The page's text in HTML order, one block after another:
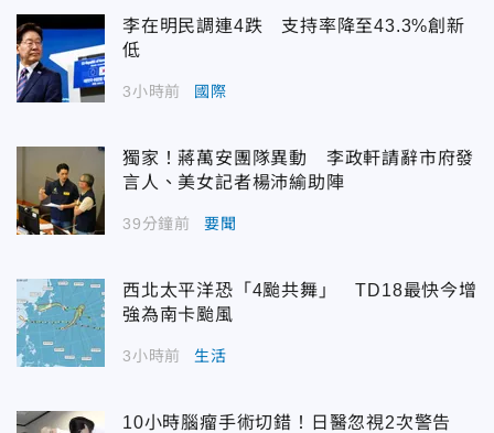
李在明民調連4跌 支持率降至43.3%創新
低
3小時前 國際
獨家！蔣萬安團隊異動 李政軒請辭市府發
言人、美女記者楊沛緰助陣
39分鐘前 要聞
西北太平洋恐「4颱共舞」 TD18最快今增
強為南卡颱風
3小時前 生活
10小時腦瘤手術切錯！日醫忽視2次警告